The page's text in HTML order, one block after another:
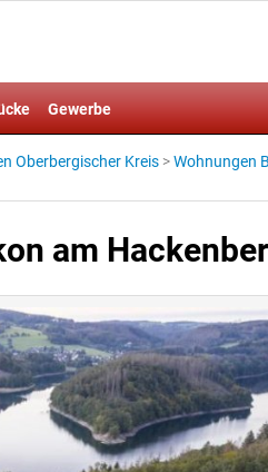
Gewerbe
Oberbergischer Kreis >Wohnungen
am